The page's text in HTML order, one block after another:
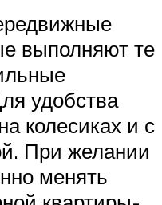
выполняют те
удобства
колесиках и с
При желании
менять